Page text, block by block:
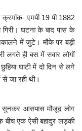
एमपी 19 पी 1882
घटना के बाद पास के
में जुटे। मौके पर बड़ी
लगते ही बस में सवार लोगों
घाटी में दो दिन से लगे
जा रही थी।
सुनकर आसपास मौजूद लोग
बीच एक ऐसी बहादुर लड़की